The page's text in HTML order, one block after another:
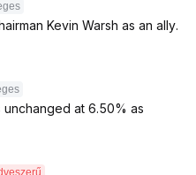
Kevin Warsh as an ally.
at 6.50% as